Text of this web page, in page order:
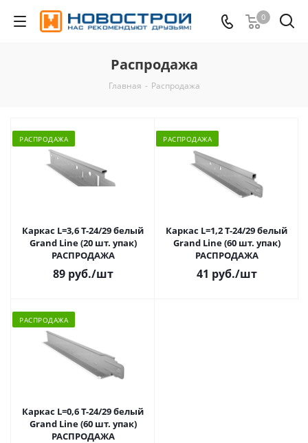
0
Распродажа
Главная - Распродажа
РАСПРОДАЖА
Каркас L=3,6 Т-24/29 белый
Grand Line (20 шт. упак)
РАСПРОДАЖА
89 руб./шт
РАСПРОДАЖА
Каркас L=1,2 Т-24/29 белый
Grand Line (60 шт. упак)
РАСПРОДАЖА
41 руб./шт
РАСПРОДАЖА
Каркас L=0,6 Т-24/29 белый
Grand Line (60 шт. упак)
РАСПРОДАЖА